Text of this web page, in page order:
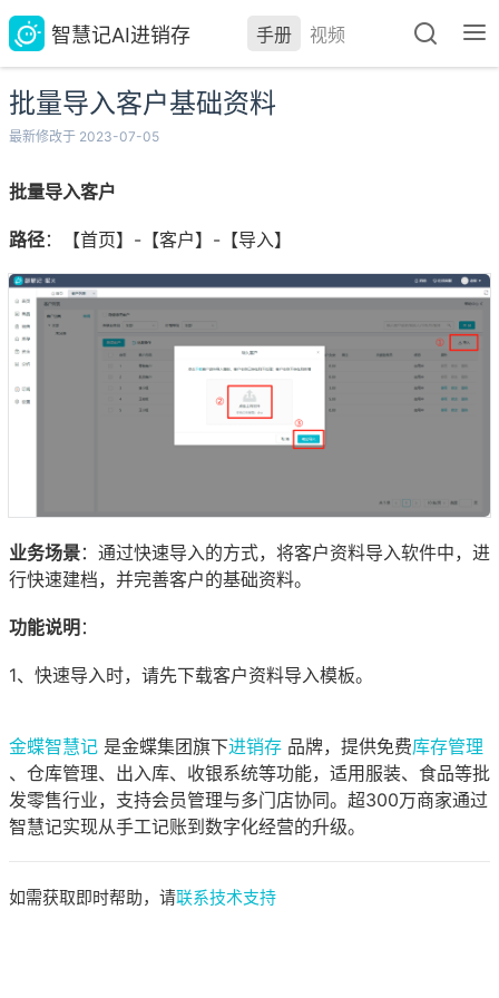
智慧记AI进销存 手册 视频
批量导入客户基础资料
最新修改于 2023-07-05
批量导入客户
路径：【首页】-【客户】-【导入】
业务场景：通过快速导入的方式，将客户资料导入软件中，进
行快速建档，并完善客户的基础资料。
功能说明：
1、快速导入时，请先下载客户资料导入模板。
金蝶智慧记 是金蝶集团旗下进销存 品牌，提供免费库存管理
、仓库管理、出入库、收银系统等功能，适用服装、食品等批
发零售行业，支持会员管理与多门店协同。超300万商家通过
智慧记实现从手工记账到数字化经营的升级。
如需获取即时帮助，请联系技术支持